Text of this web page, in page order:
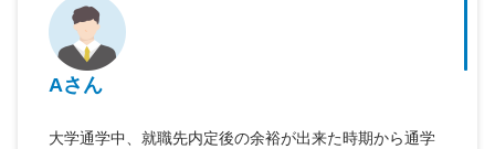
Aさん
大学通学中、就職先内定後の余裕が出来た時期から通学